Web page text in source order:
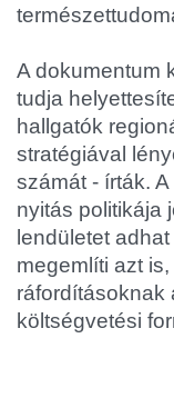
A dokumentum
tudja
hallgatók
stratégiával
számát - írták.
nyitás politikája
lendületet
megemlíti azt
ráfordításoknak
költségvetési